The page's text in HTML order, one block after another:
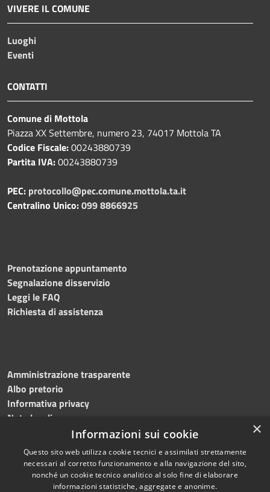
VIVERE IL COMUNE
Luoghi
Eventi
CONTATTI
Comune di Mottola
Piazza XX Settembre, numero 23, 74017 Mottola TA
Codice Fiscale:00243880739
Partita IVA:00243880739
PEC: protocollo@pec.comune.mottola.ta.it
Centralino Unico:099 8866925
Prenotazione appuntamento
Segnalazione disservizio
Leggi le FAQ
Richiesta di assistenza
Amministrazione trasparente
Albo pretorio
Informativa privacy
Note legali
Dichiarazione di accessibilità
×
Informazioni sui cookie
Questo sito web utilizza cookie tecnici e assimilati strettamente
necessari al corretto funzionamento e alla navigazione del sito,
nonché un cookie tecnico analitico al solo fine di elaborare
informazioni statistiche, aggregate e anonime.